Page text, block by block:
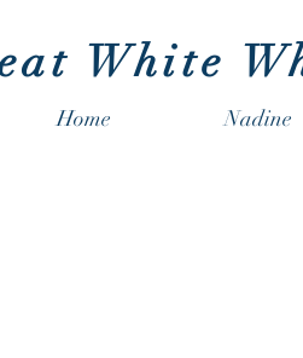
White
Home Nadine